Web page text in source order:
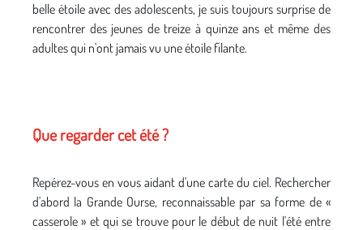
belle étoile avec des adolescents, je suis toujours surprise de
rencontrer des jeunes de treize à quinze ans et même des
adultes qui n'ont jamais vu une étoile filante.
Que regarder cet été ?
Repérez-vous en vous aidant d'une carte du ciel. Rechercher
d'abord la Grande Ourse, reconnaissable par sa forme de «
casserole » et qui se trouve pour le début de nuit l'été entre